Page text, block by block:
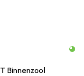
Binnenzool